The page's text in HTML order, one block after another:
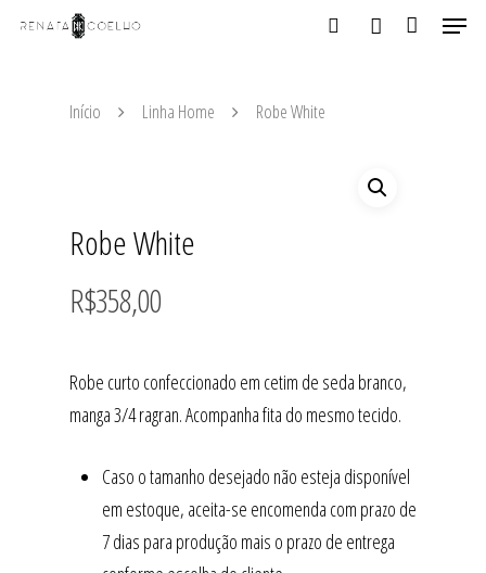
Início Linha Home Robe White
Robe White
R$358,00
Robe curto confeccionado em cetim de seda branco,
manga 3/4 ragran. Acompanha fita do mesmo tecido.
Caso o tamanho desejado não esteja disponível
em estoque, aceita-se encomenda com prazo de
7 dias para produção mais o prazo de entrega